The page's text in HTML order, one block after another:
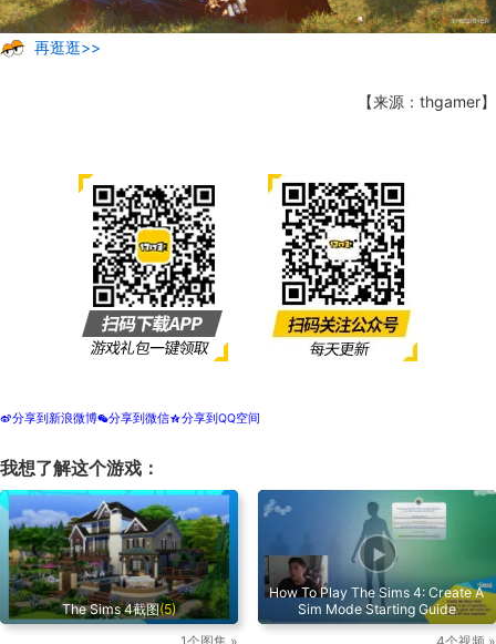
再逛逛>>
【来源：thgamer】
t分享到新浪微博w分享到微信z分享到QQ空间
我想了解这个游戏：
The Sims 4截图(5)
How To Play The Sims 4: Create A
Sim Mode Starting Guide